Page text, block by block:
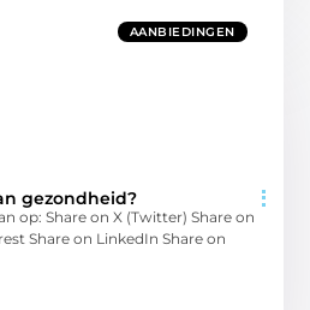
AANBIEDINGEN
gezondheid?
op: Share on X (Twitter) Share on
Share on LinkedIn Share on